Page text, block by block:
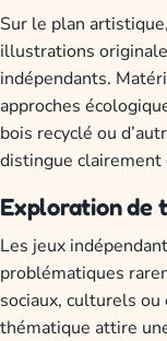
Sur le plan
illustrations
indépendants.
approches
bois recyclé ou
distingue clairement
Exploration de
Les jeux
problématiques
sociaux, culturels
thématique attire